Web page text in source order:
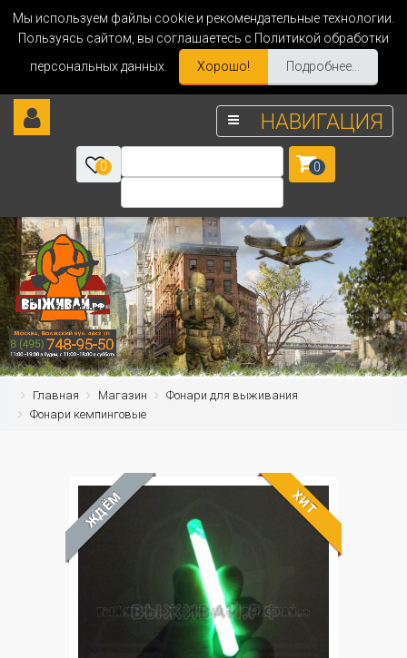
Мы используем файлы cookie и рекомендательные технологии.
Пользуясь сайтом, вы соглашаетесь с Политикой обработки
персональных данных.
Хорошо! Подробнее...
НАВИГАЦИЯ
0 0
Главная Магазин
Фонари для выживания
Фонари кемпинговые
ЖДЁМ ХИТ